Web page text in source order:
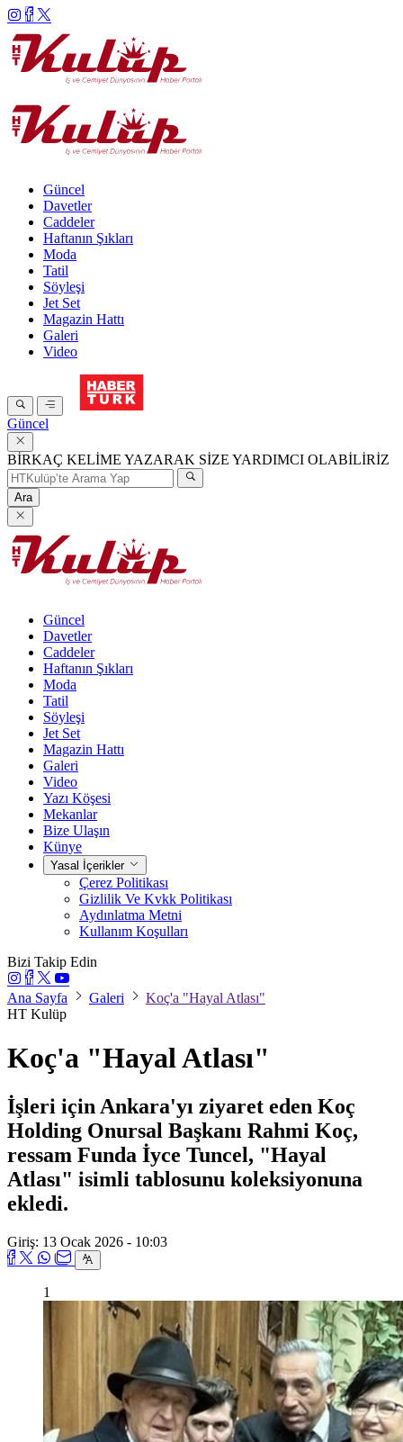
Güncel
Davetler
Caddeler
Haftanın Şıkları
Moda
Tatil
Söyleşi
Jet Set
Magazin Hattı
Galeri
Video
Güncel
BİRKAÇ KELİME YAZARAK SİZE YARDIMCI OLABİLİRİZ
Ara
Güncel
Davetler
Caddeler
Haftanın Şıkları
Moda
Tatil
Söyleşi
Jet Set
Magazin Hattı
Galeri
Video
Yazı Köşesi
Mekanlar
Bize Ulaşın
Künye
Yasal İçerikler
Çerez Politikası
Gizlilik Ve Kvkk Politikası
Aydınlatma Metni
Kullanım Koşulları
Bizi Takip Edin
Ana Sayfa Galeri
Koç'a "Hayal Atlası"
HT Kulüp
Koç'a "Hayal Atlası"
İşleri için Ankara'yı ziyaret eden Koç
Holding Onursal Başkanı Rahmi Koç,
ressam Funda İyce Tuncel, "Hayal
Atlası" isimli tablosunu koleksiyonuna
ekledi.
Giriş: 13 Ocak 2026 - 10:03
1